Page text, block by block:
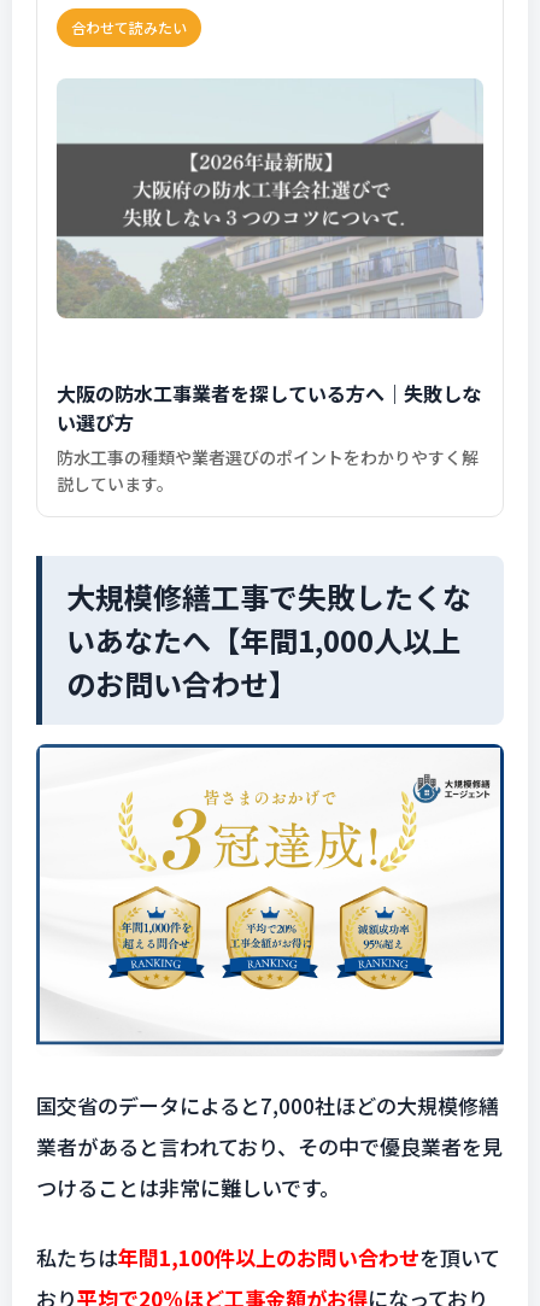
合わせて読みたい
大阪の防水工事業者を探している方へ｜失敗しな
い選び方
防水工事の種類や業者選びのポイントをわかりやすく解
説しています。
大規模修繕工事で失敗したくな
いあなたへ【年間1,000人以上
のお問い合わせ】
国交省のデータによると7,000社ほどの大規模修繕
業者があると言われており、その中で優良業者を見
つけることは非常に難しいです。
私たちは年間1,100件以上のお問い合わせを頂いて
おり平均で20%ほど工事金額がお得になっており